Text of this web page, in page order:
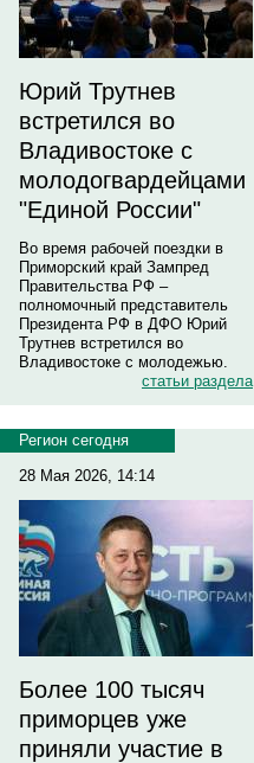
Юрий Трутнев
встретился во
Владивостоке с
молодогвардейцами
"Единой России"
Во время рабочей поездки в
Приморский край Зампред
Правительства РФ –
полномочный представитель
Президента РФ в ДФО Юрий
Трутнев встретился во
Владивостоке с молодежью.
статьи раздела
Регион сегодня
28 Мая 2026, 14:14
Более 100 тысяч
приморцев уже
приняли участие в